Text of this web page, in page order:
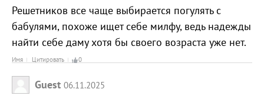
Решетников все чаще выбирается погулять с
бабулями, похоже ищет себе милфу, ведь надежды
найти себе даму хотя бы своего возраста уже нет.
Имя Цитировать 0
Guest 06.11.2025